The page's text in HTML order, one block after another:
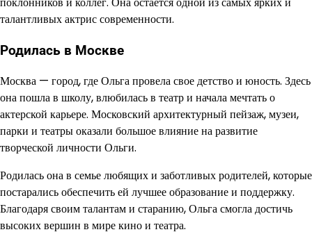
талантливых актрис современности.
Родилась в Москве
Москва — город, где Ольга провела свое детство и юность. Здесь
она пошла в школу, влюбилась в театр и начала мечтать о
актерской карьере. Московский архитектурный пейзаж, музеи,
парки и театры оказали большое влияние на развитие
творческой личности Ольги.
Родилась она в семье любящих и заботливых родителей, которые
постарались обеспечить ей лучшее образование и поддержку.
Благодаря своим талантам и старанию, Ольга смогла достичь
высоких вершин в мире кино и театра.